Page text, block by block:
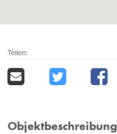
Teilen:
Objektbeschreibung